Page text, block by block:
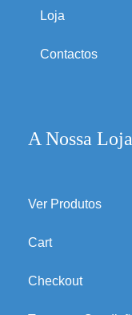
Loja
Contactos
A Nossa Loja
Ver Produtos
Cart
Checkout